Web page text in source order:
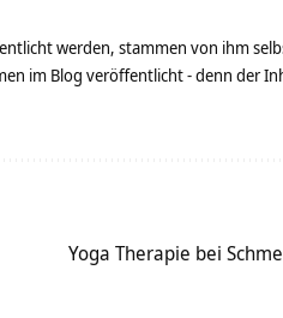
werden, stammen von ihm
im Blog veröffentlicht - denn der
Yoga Therapie bei